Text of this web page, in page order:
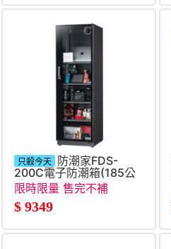
只殺今天
防潮家FDS-
200C電子防潮箱(185公
升)
限時限量 售完不補
$ 9349